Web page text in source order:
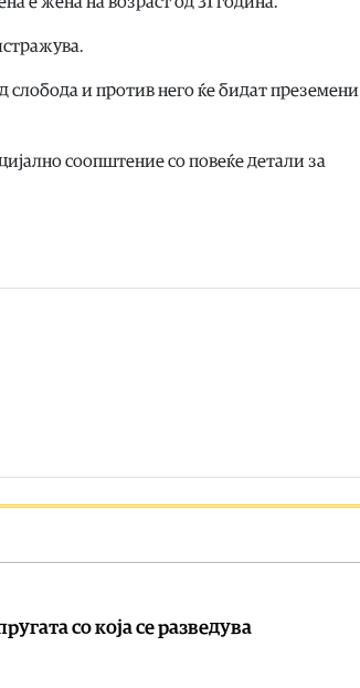
и против него ќе бидат преземени
соопштение со повеќе детали за
со која се разведува